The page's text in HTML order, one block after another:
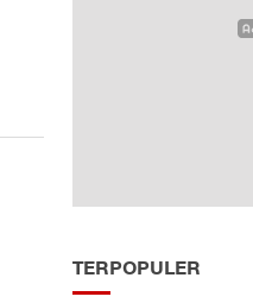
TERPOPULER